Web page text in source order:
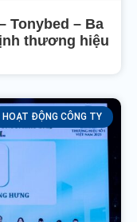
Tonybed – Ba
thương hiệu
HOẠT ĐỘNG CÔNG TY